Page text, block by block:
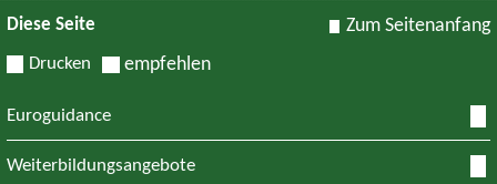
Diese Seite
Drucken empfehlen
Zum Seitenanfang
Euroguidance
Weiterbildungsangebote